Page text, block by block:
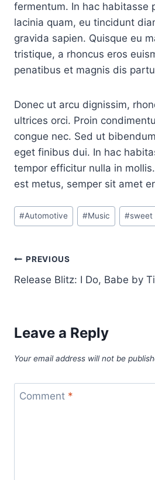
fermentum. In hac habitasse
lacinia quam, eu tincidunt
gravida sapien. Quisque eu
tristique, a rhoncus eros
penatibus et magnis dis
Donec ut arcu dignissim,
ultrices orci. Proin
congue nec. Sed ut
eget finibus dui. In hac
tempor efficitur nulla in
est metus, semper sit amet
Post
Tags:
#Automotive #Music #sweet
Post
navigation
PREVIOUS
Release Blitz: I Do, Babe by
Leave a Reply
Your email address will not be
Comment *